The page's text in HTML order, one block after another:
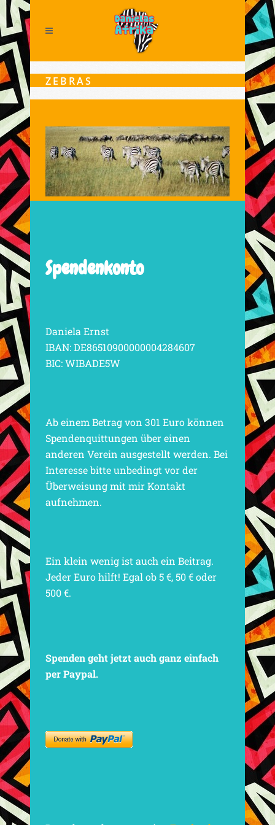
ZEBRAS
Spendenkonto
Daniela Ernst
IBAN: DE86510900000004284607
BIC: WIBADE5W
Ab einem Betrag von 301 Euro können
Spendenquittungen über einen
anderen Verein ausgestellt werden. Bei
Interesse bitte unbedingt vor der
Überweisung mit mir Kontakt
aufnehmen.
Ein klein wenig ist auch ein Beitrag.
Jeder Euro hilft! Egal ob 5 €, 50 € oder
500 €.
Spenden geht jetzt auch ganz einfach
per Paypal.